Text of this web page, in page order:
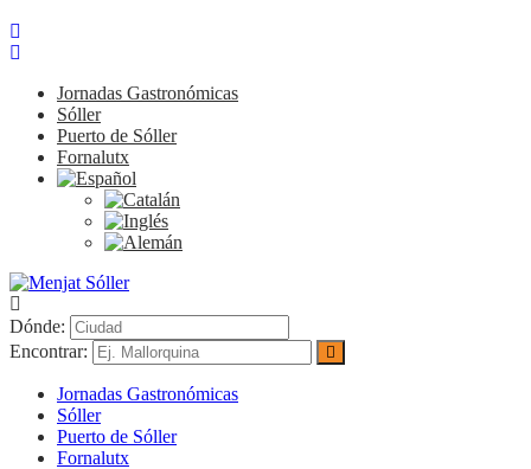
Jornadas Gastronómicas
Sóller
Puerto de Sóller
Fornalutx
Dónde:
Encontrar:
Jornadas Gastronómicas
Sóller
Puerto de Sóller
Fornalutx